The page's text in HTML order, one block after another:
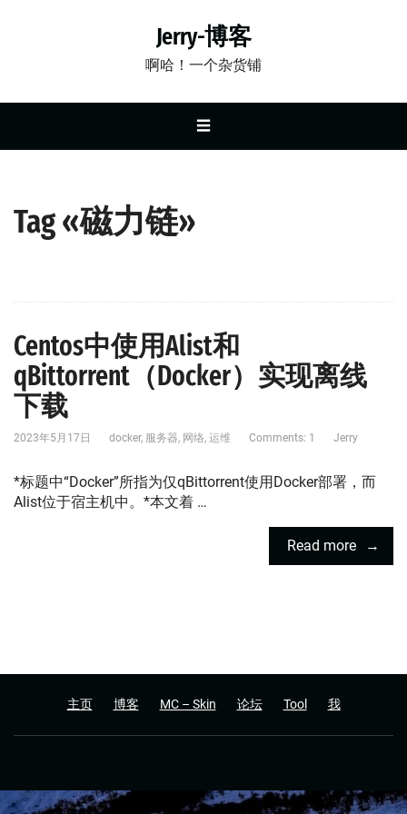
Jerry-博客
啊哈！一个杂货铺
☰
Tag «磁力链»
Centos中使用Alist和
qBittorrent（Docker）实现离线
下载
2023年5月17日 docker, 服务器, 网络, 运维 Comments: 1 Jerry
*标题中“Docker”所指为仅qBittorrent使用Docker部署，而
Alist位于宿主机中。*本文着 …
Read more
主页 博客 MC – Skin 论坛 Tool 我